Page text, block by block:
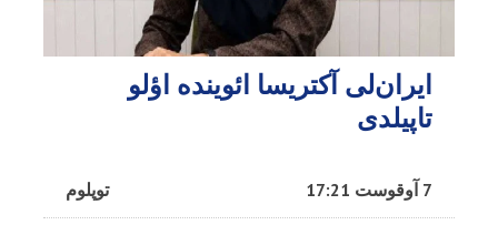
ایران‌لی آکتریسا ائوینده اؤلو
تاپیلدی
توپلوم 7 آوقوست 17:21